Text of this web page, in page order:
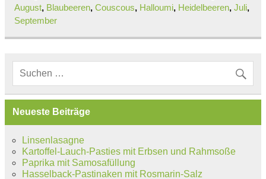
August, Blaubeeren, Couscous, Halloumi, Heidelbeeren, Juli,
September
Neueste Beiträge
Linsenlasagne
Kartoffel-Lauch-Pasties mit Erbsen und Rahmsoße
Paprika mit Samosafüllung
Hasselback-Pastinaken mit Rosmarin-Salz